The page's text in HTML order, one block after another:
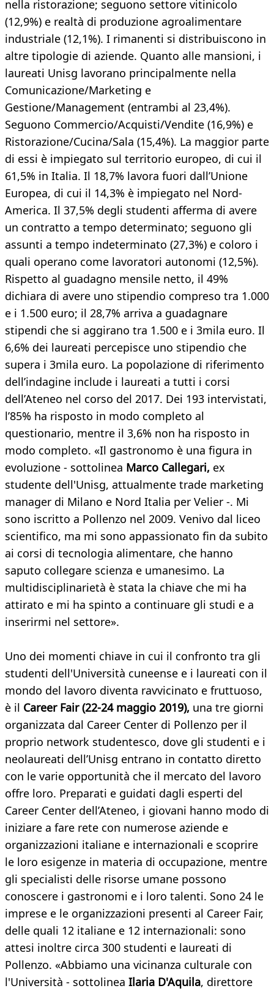
nella ristorazione; seguono settore vitinicolo
(12,9%) e realtà di produzione agroalimentare
industriale (12,1%). I rimanenti si distribuiscono in
altre tipologie di aziende. Quanto alle mansioni, i
laureati Unisg lavorano principalmente nella
Comunicazione/Marketing e
Gestione/Management (entrambi al 23,4%).
Seguono Commercio/Acquisti/Vendite (16,9%) e
Ristorazione/Cucina/Sala (15,4%). La maggior parte
di essi è impiegato sul territorio europeo, di cui il
61,5% in Italia. Il 18,7% lavora fuori dall’Unione
Europea, di cui il 14,3% è impiegato nel Nord-
America. Il 37,5% degli studenti afferma di avere
un contratto a tempo determinato; seguono gli
assunti a tempo indeterminato (27,3%) e coloro i
quali operano come lavoratori autonomi (12,5%).
Rispetto al guadagno mensile netto, il 49%
dichiara di avere uno stipendio compreso tra 1.000
e i 1.500 euro; il 28,7% arriva a guadagnare
stipendi che si aggirano tra 1.500 e i 3mila euro. Il
6,6% dei laureati percepisce uno stipendio che
supera i 3mila euro. La popolazione di riferimento
dell’indagine include i laureati a tutti i corsi
dell’Ateneo nel corso del 2017. Dei 193 intervistati,
l’85% ha risposto in modo completo al
questionario, mentre il 3,6% non ha risposto in
modo completo. «Il gastronomo è una figura in
evoluzione - sottolinea Marco Callegari, ex
studente dell'Unisg, attualmente trade marketing
manager di Milano e Nord Italia per Velier -. Mi
sono iscritto a Pollenzo nel 2009. Venivo dal liceo
scientifico, ma mi sono appassionato fin da subito
ai corsi di tecnologia alimentare, che hanno
saputo collegare scienza e umanesimo. La
multidisciplinarietà è stata la chiave che mi ha
attirato e mi ha spinto a continuare gli studi e a
inserirmi nel settore».
Uno dei momenti chiave in cui il confronto tra gli
studenti dell'Università cuneense e i laureati con il
mondo del lavoro diventa ravvicinato e fruttuoso,
è il Career Fair (22-24 maggio 2019), una tre giorni
organizzata dal Career Center di Pollenzo per il
proprio network studentesco, dove gli studenti e i
neolaureati dell’Unisg entrano in contatto diretto
con le varie opportunità che il mercato del lavoro
offre loro. Preparati e guidati dagli esperti del
Career Center dell’Ateneo, i giovani hanno modo di
iniziare a fare rete con numerose aziende e
organizzazioni italiane e internazionali e scoprire
le loro esigenze in materia di occupazione, mentre
gli specialisti delle risorse umane possono
conoscere i gastronomi e i loro talenti. Sono 24 le
imprese e le organizzazioni presenti al Career Fair,
delle quali 12 italiane e 12 internazionali: sono
attesi inoltre circa 300 studenti e laureati di
Pollenzo. «Abbiamo una vicinanza culturale con
l'Università - sottolinea Ilaria D'Aquila, direttore